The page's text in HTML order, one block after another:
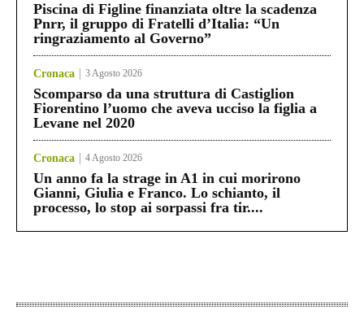
Piscina di Figline finanziata oltre la scadenza
Pnrr, il gruppo di Fratelli d’Italia: “Un
ringraziamento al Governo”
Cronaca 3 Agosto 2026
Scomparso da una struttura di Castiglion
Fiorentino l’uomo che aveva ucciso la figlia a
Levane nel 2020
Cronaca 4 Agosto 2026
Un anno fa la strage in A1 in cui morirono
Gianni, Giulia e Franco. Lo schianto, il
processo, lo stop ai sorpassi fra tir....